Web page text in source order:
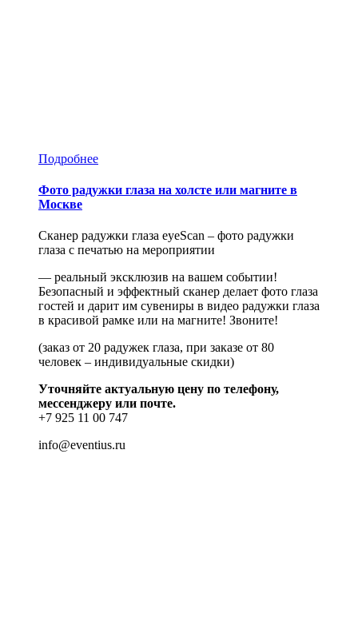
Подробнее
Фото радужки глаза на холсте или магните в
Москве
Сканер радужки глаза eyeScan – фото радужки
глаза с печатью на мероприятии
— реальный эксклюзив на вашем событии!
Безопасный и эффектный сканер делает фото глаза
гостей и дарит им сувениры в видео радужки глаза
в красивой рамке или на магните! Звоните!
(заказ от 20 радужек глаза, при заказе от 80
человек – индивидуальные скидки)
Уточняйте актуальную цену по телефону,
мессенджеру или почте.
+7 925 11 00 747
info@eventius.ru